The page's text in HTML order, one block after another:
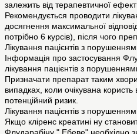
залежить від терапевтичної
Рекомендується проводити
досягнення максимальної
потрібно 6 курсів), після чого
Лікування пацієнтів з
Інформація про застосування
лікування пацієнтів з
Призначати препарат таким
випадках, коли очікувана користь
потенційний ризик.
Лікування пацієнтів з
Якщо кліренс креатині ну